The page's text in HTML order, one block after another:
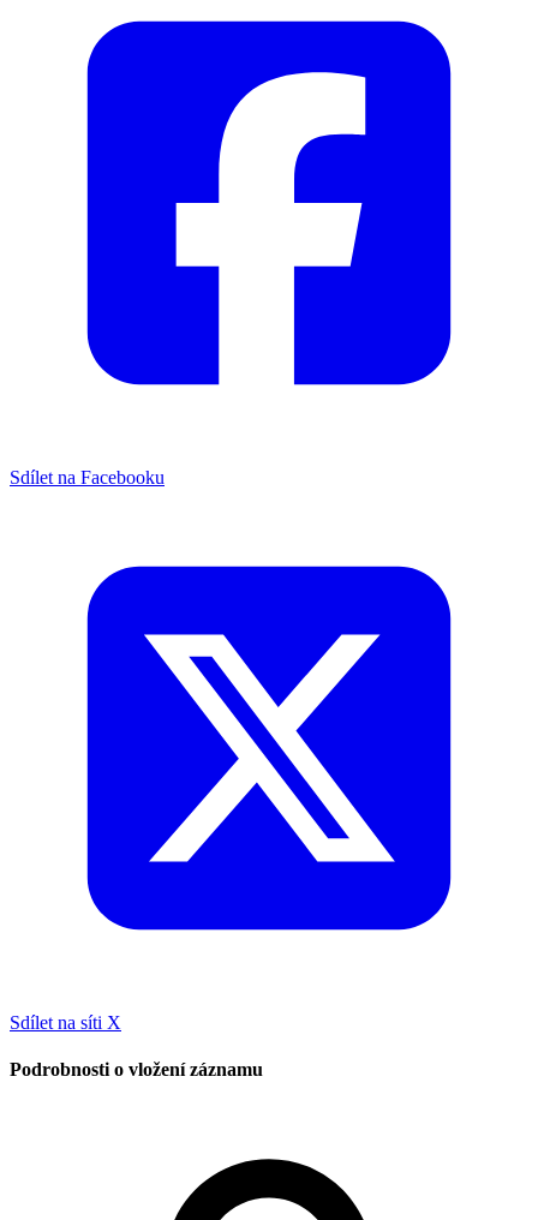
Sdílet na Facebooku
Sdílet na síti X
Podrobnosti o vložení záznamu